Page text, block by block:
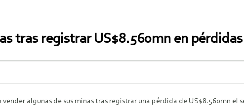
tras registrar US$8.560mn en pérdidas
vender algunas de sus minas tras registrar una pérdida de US$8.560mn el